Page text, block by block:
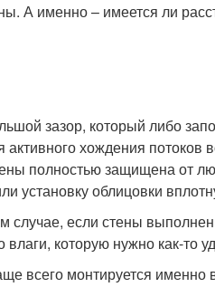
А именно – имеется ли
зазор, который либо
хождения потоков
полностью защищена от
установку облицовки
если стены
которую нужно как-то
всего монтируется